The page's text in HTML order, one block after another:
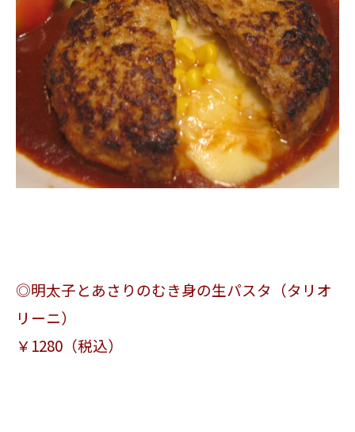
◎明太子とあさりのむき身の生パスタ（タリオ
リーニ）
￥1280（税込）